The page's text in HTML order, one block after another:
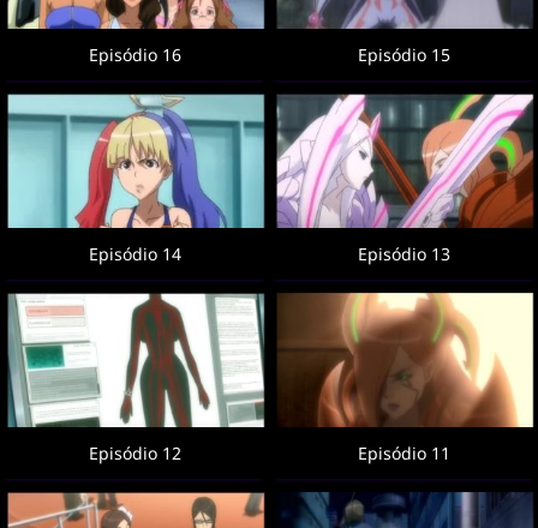
Episódio 16 Episódio 15
Episódio 14 Episódio 13
Episódio 12 Episódio 11